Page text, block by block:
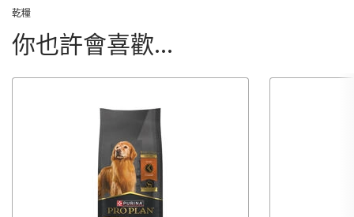
乾糧
你也許會喜歡...